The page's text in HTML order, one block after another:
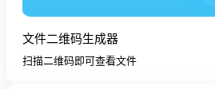
文件二维码生成器
扫描二维码即可查看文件